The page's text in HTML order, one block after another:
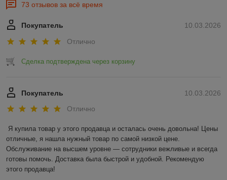
73 отзывов за всё время
10.03.2026
Покупатель
Отлично
Сделка подтверждена через корзину
10.03.2026
Покупатель
Отлично
Я купила товар у этого продавца и осталась очень довольна! Цены
отличные, я нашла нужный товар по самой низкой цене.
Обслуживание на высшем уровне — сотрудники вежливые и всегда
готовы помочь. Доставка была быстрой и удобной. Рекомендую
этого продавца!